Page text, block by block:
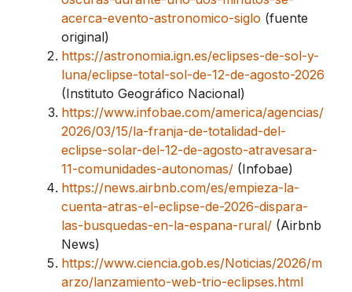
acerca-evento-astronomico-siglo (fuente
original)
https://astronomia.ign.es/eclipses-de-sol-y-
luna/eclipse-total-sol-de-12-de-agosto-2026
(Instituto Geográfico Nacional)
https://www.infobae.com/america/agencias/
2026/03/15/la-franja-de-totalidad-del-
eclipse-solar-del-12-de-agosto-atravesara-
11-comunidades-autonomas/ (Infobae)
https://news.airbnb.com/es/empieza-la-
cuenta-atras-el-eclipse-de-2026-dispara-
las-busquedas-en-la-espana-rural/ (Airbnb
News)
https://www.ciencia.gob.es/Noticias/2026/m
arzo/lanzamiento-web-trio-eclipses.html